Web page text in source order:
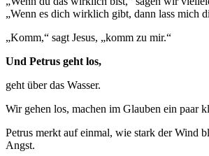
„Wenn es dich wirklich gibt, dann lass mich
„Komm,“ sagt Jesus, „komm zu mir.“
Und Petrus geht los,
geht über das Wasser.
Wir gehen los, machen im Glauben ein paar
Petrus merkt auf einmal, wie stark der Wind
Angst.